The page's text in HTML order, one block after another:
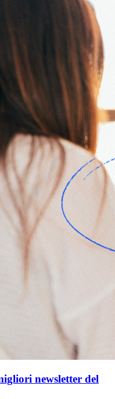
newsletter del